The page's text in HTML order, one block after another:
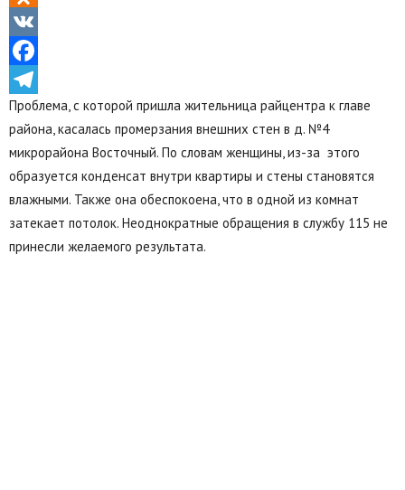
Odnoklassniki
VK
Facebook
Telegram
Проблема, с которой пришла жительница райцентра к главе
района, касалась промерзания внешних стен в д. №4
микрорайона Восточный. По словам женщины, из-за этого
образуется конденсат внутри квартиры и стены становятся
влажными. Также она обеспокоена, что в одной из комнат
затекает потолок. Неоднократные обращения в службу 115 не
принесли желаемого результата.